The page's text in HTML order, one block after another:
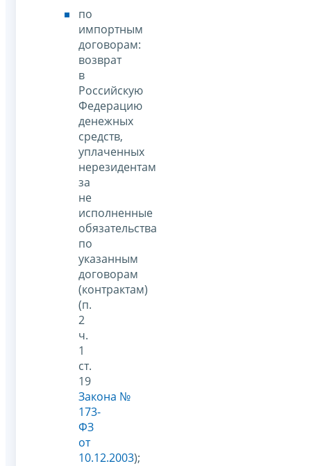
по
импортным
договорам:
возврат
в
Российскую
Федерацию
денежных
средств,
уплаченных
нерезидентам
за
не
исполненные
обязательства
по
указанным
договорам
(контрактам)
(п.
2
ч.
1
ст.
19
Закона №
173-
ФЗ
от
10.12.2003);